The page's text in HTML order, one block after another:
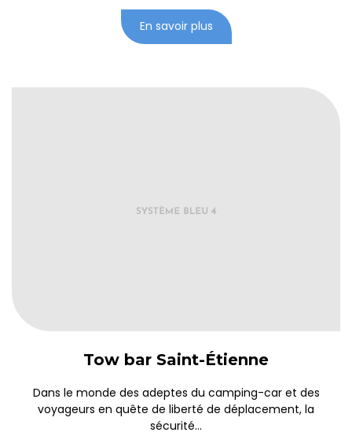
En savoir plus
Tow bar Saint-Étienne
Dans le monde des adeptes du camping-car et des
voyageurs en quête de liberté de déplacement, la
sécurité...